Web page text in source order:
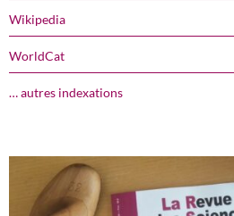
Wikipedia
WorldCat
… autres indexations